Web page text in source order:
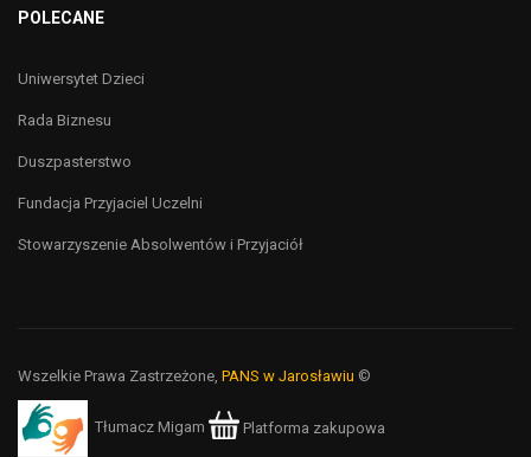
POLECANE
Uniwersytet Dzieci
Rada Biznesu
Duszpasterstwo
Fundacja Przyjaciel Uczelni
Stowarzyszenie Absolwentów i Przyjaciół
Wszelkie Prawa Zastrzeżone, PANS w Jarosławiu ©
Tłumacz Migam Platforma zakupowa